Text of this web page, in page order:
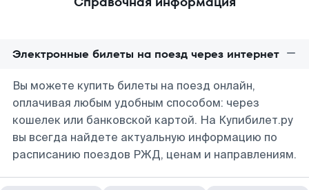
Электронные билеты на поезд через интернет
Вы можете купить билеты на поезд онлайн,
оплачивая любым удобным способом: через
кошелек или банковской картой. На Купибилет.ру
вы всегда найдете актуальную информацию по
расписанию поездов РЖД, ценам и направлениям.